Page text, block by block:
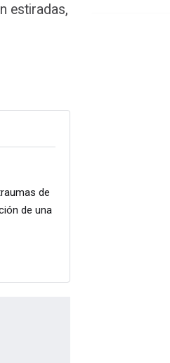
estiradas,
de
de una